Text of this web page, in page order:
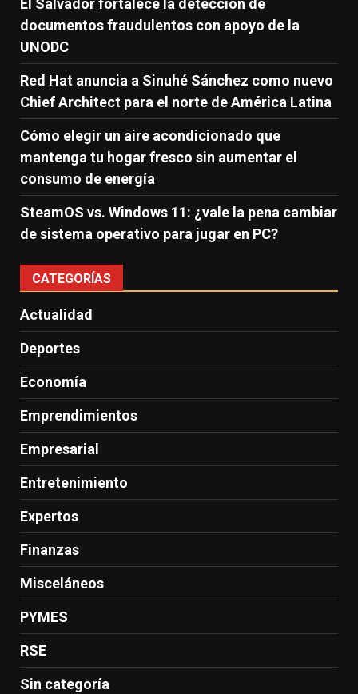
El Salvador fortalece la detección de
documentos fraudulentos con apoyo de la
UNODC
Red Hat anuncia a Sinuhé Sánchez como nuevo
Chief Architect para el norte de América Latina
Cómo elegir un aire acondicionado que
mantenga tu hogar fresco sin aumentar el
consumo de energía
SteamOS vs. Windows 11: ¿vale la pena cambiar
de sistema operativo para jugar en PC?
CATEGORÍAS
Actualidad
Deportes
Economía
Emprendimientos
Empresarial
Entretenimiento
Expertos
Finanzas
Misceláneos
PYMES
RSE
Sin categoría